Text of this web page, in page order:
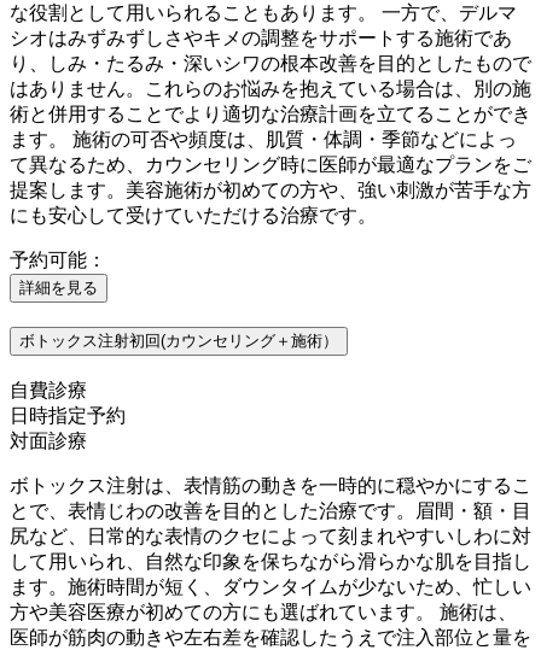
な役割として用いられることもあります。 一方で、デルマ
シオはみずみずしさやキメの調整をサポートする施術であ
り、しみ・たるみ・深いシワの根本改善を目的としたもので
はありません。これらのお悩みを抱えている場合は、別の施
術と併用することでより適切な治療計画を立てることができ
ます。 施術の可否や頻度は、肌質・体調・季節などによっ
て異なるため、カウンセリング時に医師が最適なプランをご
提案します。美容施術が初めての方や、強い刺激が苦手な方
にも安心して受けていただける治療です。
予約可能：
詳細を見る
ボトックス注射初回(カウンセリング＋施術）
自費診療
日時指定予約
対面診療
ボトックス注射は、表情筋の動きを一時的に穏やかにするこ
とで、表情じわの改善を目的とした治療です。眉間・額・目
尻など、日常的な表情のクセによって刻まれやすいしわに対
して用いられ、自然な印象を保ちながら滑らかな肌を目指し
ます。施術時間が短く、ダウンタイムが少ないため、忙しい
方や美容医療が初めての方にも選ばれています。 施術は、
医師が筋肉の動きや左右差を確認したうえで注入部位と量を